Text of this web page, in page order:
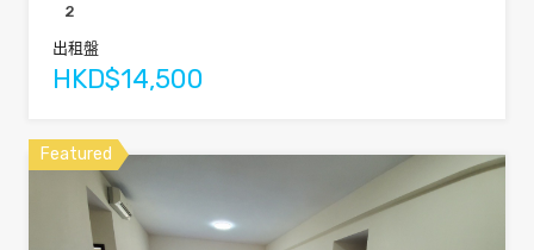
2
出租盤
HKD$14,500
Featured